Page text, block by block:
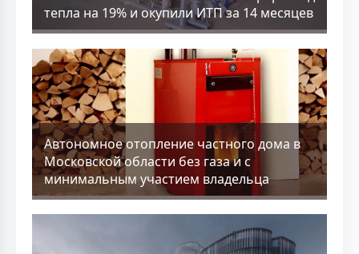
тепла на 19% и окупили ИТП за 14 месяцев
Aвтономное отопление частного дома в
Московской области без газа и с
минимальным участием владельца